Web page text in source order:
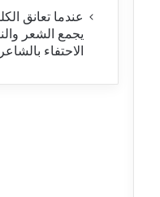
​عندما تعانق
يجمع الشعر
الاحتفاء